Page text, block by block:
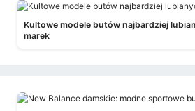
Kultowe modele butów najbardziej
marek